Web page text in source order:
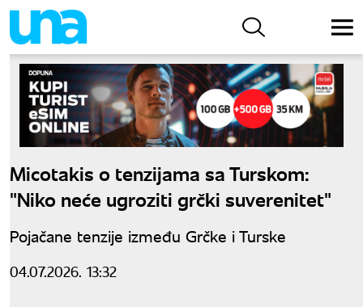
Micotakis o tenzijama sa Turskom:
"Niko neće ugroziti grčki suverenitet"
Pojačane tenzije između Grčke i Turske
04.07.2026. 13:32